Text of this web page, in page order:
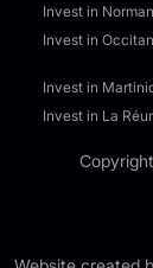
Invest in
Invest in
Invest in
Invest in La